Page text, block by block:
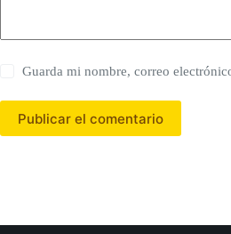
Guarda mi nombre, correo
Publicar el comentario